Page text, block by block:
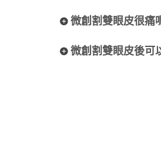
微創割雙眼皮很痛
微創割雙眼皮後可